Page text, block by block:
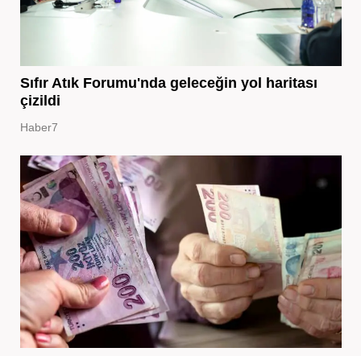
Sıfır Atık Forumu'nda geleceğin yol haritası
çizildi
Haber7